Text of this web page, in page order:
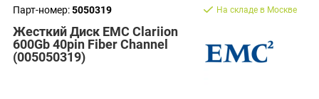
Парт-номер:5050319
Жесткий Диск EMC Clariion
600Gb 40pin Fiber Channel
(005050319)
На складе в Москве